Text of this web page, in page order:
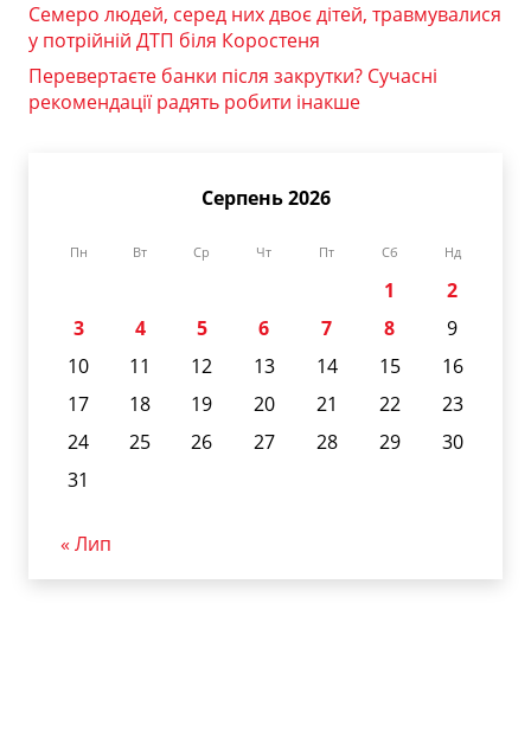
Семеро людей, серед них двоє дітей, травмувалися
у потрійній ДТП біля Коростеня
Перевертаєте банки після закрутки? Сучасні
рекомендації радять робити інакше
Серпень 2026
Пн Вт Ср Чт Пт Сб Нд
1
2
3
4 5 6 7 8
9
10
11 12 13 14 15
16
17
18 19 20 21 22
23
24
25 26 27 28 29
30
31
« Лип